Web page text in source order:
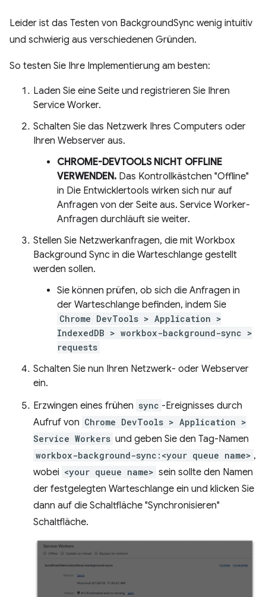
Leider ist das Testen von BackgroundSync wenig intuitiv
und schwierig aus verschiedenen Gründen.
So testen Sie Ihre Implementierung am besten:
Laden Sie eine Seite und registrieren Sie Ihren
Service Worker.
Schalten Sie das Netzwerk Ihres Computers oder
Ihren Webserver aus.
CHROME-DEVTOOLS NICHT OFFLINE
VERWENDEN. Das Kontrollkästchen "Offline"
in Die Entwicklertools wirken sich nur auf
Anfragen von der Seite aus. Service Worker-
Anfragen durchläuft sie weiter.
Stellen Sie Netzwerkanfragen, die mit Workbox
Background Sync in die Warteschlange gestellt
werden sollen.
Sie können prüfen, ob sich die Anfragen in
der Warteschlange befinden, indem Sie
Chrome DevTools > Application >
IndexedDB > workbox-background-sync >
requests
Schalten Sie nun Ihren Netzwerk- oder Webserver
ein.
Erzwingen eines frühen sync -Ereignisses durch
Aufruf von Chrome DevTools > Application >
Service Workers und geben Sie den Tag-Namen
workbox-background-sync:<your queue name> ,
wobei <your queue name> sein sollte den Namen
der festgelegten Warteschlange ein und klicken Sie
dann auf die Schaltfläche "Synchronisieren"
Schaltfläche.